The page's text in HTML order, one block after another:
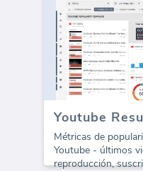
Youtube
Métricas de
Youtube - últimos
reproducción,